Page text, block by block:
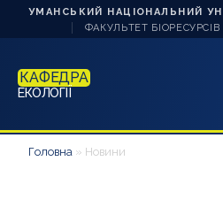
УМАНСЬКИЙ НАЦІОНАЛЬНИЙ
ФАКУЛЬТЕТ
КАФЕДРА
ЕКОЛОГІЇ
ПРО КАФЕДРУ
Головна » Новини